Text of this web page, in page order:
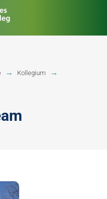
Kollegium